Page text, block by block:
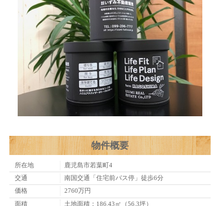
物件概要
所在地
鹿児島市若葉町4
交通
南国交通「住宅前バス停」徒歩6分
価格
2760万円
面積
土地面積：186.43㎡（56.3坪）